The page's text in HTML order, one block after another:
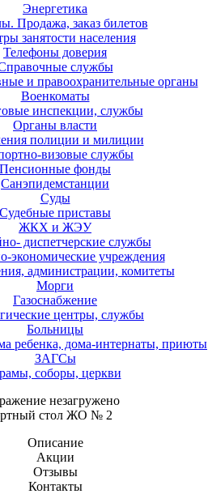
Энергетика
Продажа, заказ билетов
занятости населения
Телефоны доверия
службы
и правоохранительные органы
Военкоматы
инспекции, службы
Органы власти
полиции и милиции
визовые службы
Пенсионные фонды
Санэпидемстанции
Суды
Судебные приставы
ЖКХ и ЖЭУ
диспетчерские службы
экономические учреждения
администрации, комитеты
Морги
Газоснабжение
центры, службы
Больницы
ребенка, дома-интернаты, приюты
ЗАГСы
соборы, церкви
стол ЖО № 2
Описание
Акции
Отзывы
Контакты